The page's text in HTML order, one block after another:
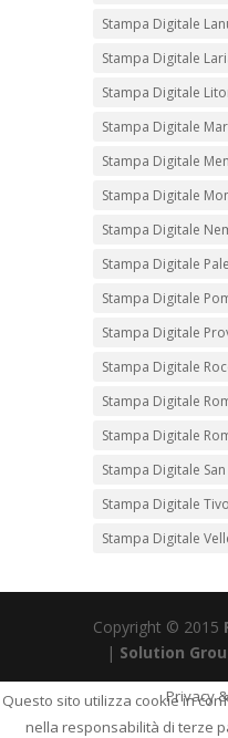
Stampa Digitale
Stampa Digitale
Stampa Digitale
Stampa Digitale
Stampa Digitale
Stampa Digitale
Stampa Digitale
Stampa Digitale
Stampa Digitale
Stampa Digitale
Stampa Digitale
Stampa Digitale
Stampa Digitale
Stampa Digitale
Stampa Digitale
Stampa Digitale
Copyright © 2015
| Solution
Questo sito utilizza cookie in
nella responsabilità di terze
Privacy